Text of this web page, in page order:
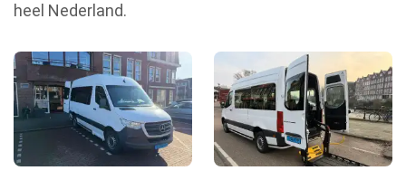
heel Nederland.